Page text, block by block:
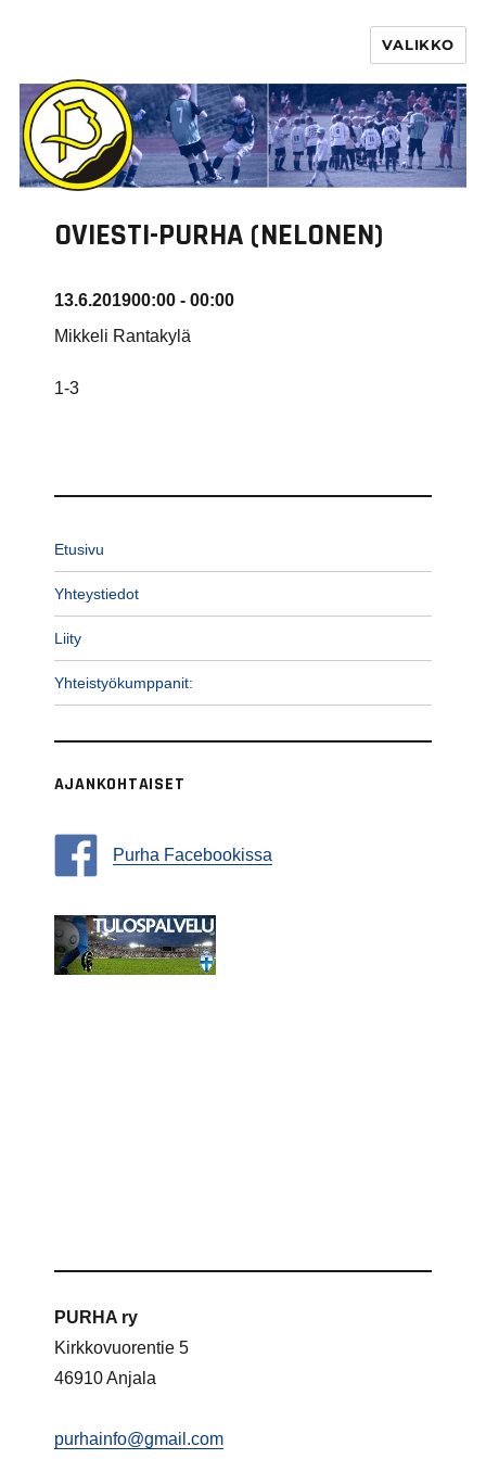
VALIKKO
OVIESTI-PURHA (NELONEN)
13.6.201900:00 - 00:00
Mikkeli Rantakylä
1-3
Etusivu
Yhteystiedot
Liity
Yhteistyökumppanit:
AJANKOHTAISET
Purha Facebookissa
PURHA ry
Kirkkovuorentie 5
46910 Anjala
purhainfo@gmail.com